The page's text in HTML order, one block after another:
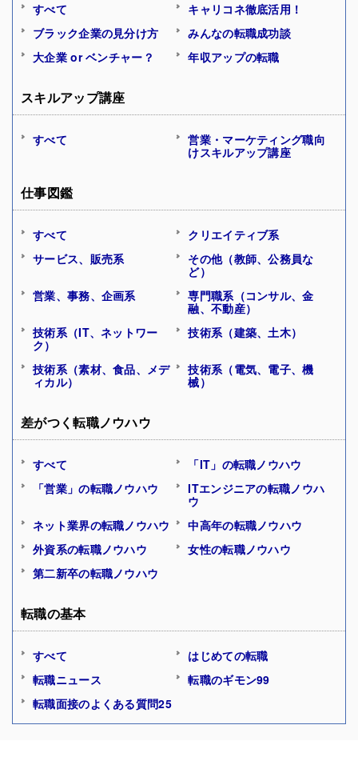
すべて
キャリコネ徹底活用！
ブラック企業の見分け方
みんなの転職成功談
大企業 or ベンチャー？
年収アップの転職
スキルアップ講座
すべて
営業・マーケティング職向
けスキルアップ講座
仕事図鑑
すべて
クリエイティブ系
サービス、販売系
その他（教師、公務員な
ど）
営業、事務、企画系
専門職系（コンサル、金
融、不動産）
技術系（IT、ネットワー
ク）
技術系（建築、土木）
技術系（素材、食品、メデ
ィカル）
技術系（電気、電子、機
械）
差がつく転職ノウハウ
すべて
「IT」の転職ノウハウ
「営業」の転職ノウハウ
ITエンジニアの転職ノウハ
ウ
ネット業界の転職ノウハウ
中高年の転職ノウハウ
外資系の転職ノウハウ
女性の転職ノウハウ
第二新卒の転職ノウハウ
転職の基本
すべて
はじめての転職
転職ニュース
転職のギモン99
転職面接のよくある質問25